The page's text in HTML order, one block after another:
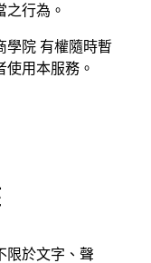
之行為。
學院 有權隨時暫
用本服務。
限於文字、聲